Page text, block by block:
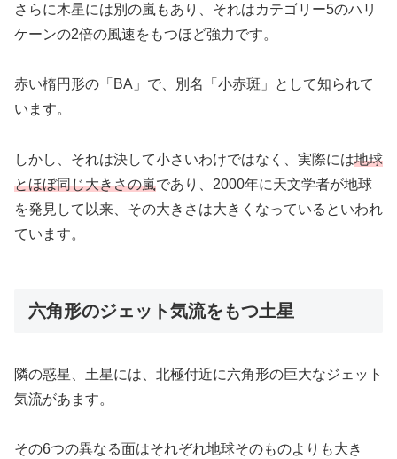
さらに木星には別の嵐もあり、それはカテゴリー5のハリ
ケーンの2倍の風速をもつほど強力です。
赤い楕円形の「BA」で、別名「小赤斑」として知られて
います。
しかし、それは決して小さいわけではなく、実際には地球
とほぼ同じ大きさの嵐であり、2000年に天文学者が地球
を発見して以来、その大きさは大きくなっているといわれ
ています。
六角形のジェット気流をもつ土星
隣の惑星、土星には、北極付近に六角形の巨大なジェット
気流があます。
その6つの異なる面はそれぞれ地球そのものよりも大き